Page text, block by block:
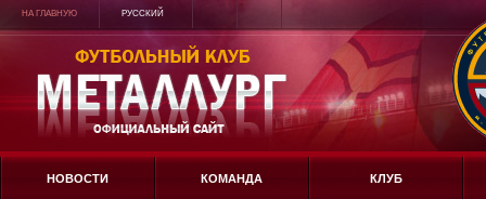
НА ГЛАВНУЮ РУССКИЙ
НОВОСТИ КОМАНДА КЛУБ